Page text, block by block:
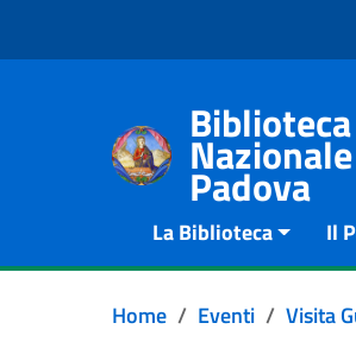
Padova
La Biblioteca Il
Home Eventi Visita